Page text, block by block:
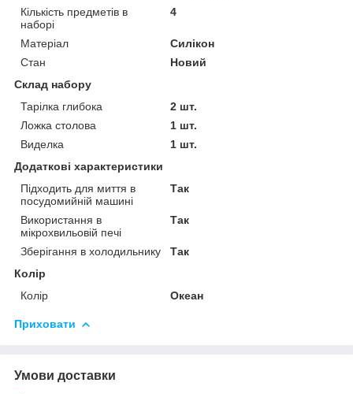
Кількість предметів в
наборі
4
Матеріал
Силікон
Стан
Новий
Склад набору
Тарілка глибока
2 шт.
Ложка столова
1 шт.
Виделка
1 шт.
Додаткові характеристики
Підходить для миття в
посудомийній машині
Так
Використання в
мікрохвильовій печі
Так
Зберігання в холодильнику
Так
Колір
Колір
Океан
Приховати
Умови доставки